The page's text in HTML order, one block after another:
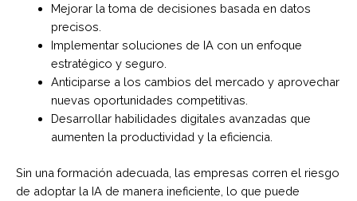
Mejorar la toma de decisiones basada en datos
precisos.
Implementar soluciones de IA con un enfoque
estratégico y seguro.
Anticiparse a los cambios del mercado y aprovechar
nuevas oportunidades competitivas.
Desarrollar habilidades digitales avanzadas que
aumenten la productividad y la eficiencia.
Sin una formación adecuada, las empresas corren el riesgo
de adoptar la IA de manera ineficiente, lo que puede